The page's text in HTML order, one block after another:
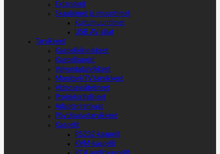
Extenderit
Skaalaimet ja muuntimet
Kuitumuuntimet
USB AV-sillat
Tarvikkeet
Kaapelikiinnikkeet
Kaapelisuojat
Valvontatarvikkeet
Monitori/TV tarvikkeet
Videoseinätelineet
Projektoritelineet
Adapterirenkaat
Pöytäkaivotarvikkeet
Kaapelit
RS232-kaapelit
KVM-kaapelit